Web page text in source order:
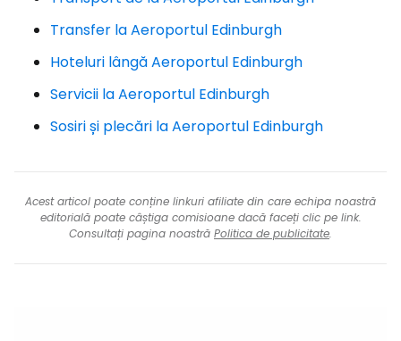
Transfer la Aeroportul Edinburgh
Hoteluri lângă Aeroportul Edinburgh
Servicii la Aeroportul Edinburgh
Sosiri și plecări la Aeroportul Edinburgh
Acest articol poate conține linkuri afiliate din care echipa noastră
editorială poate câștiga comisioane dacă faceți clic pe link.
Consultați pagina noastră Politica de publicitate.